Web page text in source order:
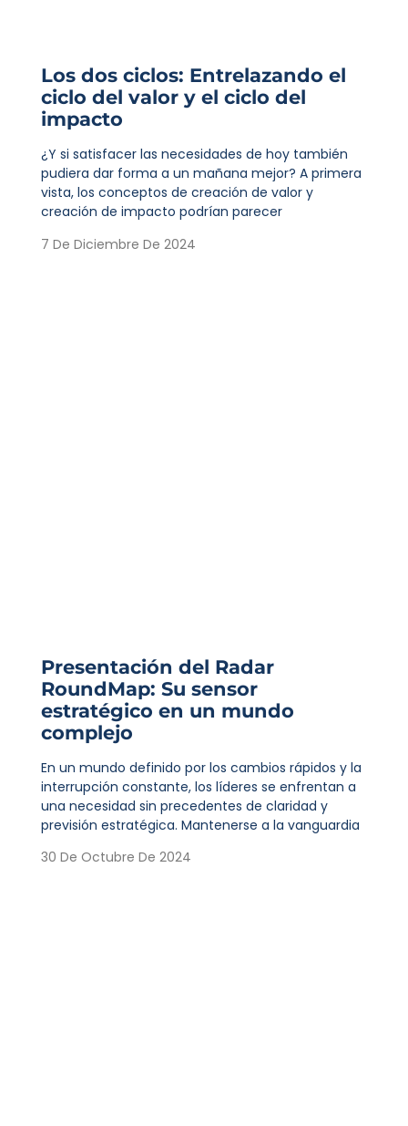
Los dos ciclos: Entrelazando el
ciclo del valor y el ciclo del
impacto
¿Y si satisfacer las necesidades de hoy también
pudiera dar forma a un mañana mejor? A primera
vista, los conceptos de creación de valor y
creación de impacto podrían parecer
7 De Diciembre De 2024
Presentación del Radar
RoundMap: Su sensor
estratégico en un mundo
complejo
En un mundo definido por los cambios rápidos y la
interrupción constante, los líderes se enfrentan a
una necesidad sin precedentes de claridad y
previsión estratégica. Mantenerse a la vanguardia
30 De Octubre De 2024